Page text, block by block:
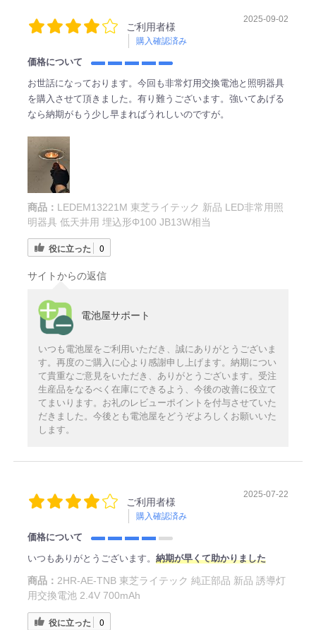
ご利用者様
購入確認済み
2025-09-02
価格について
お世話になっております。今回も非常灯用交換電池と照明器具
を購入させて頂きました。有り難うございます。強いてあげる
なら納期がもう少し早まればうれしいのですが。
商品： LEDEM13221M 東芝ライテック 新品 LED非常用照
明器具 低天井用 埋込形Φ100 JB13W相当
役に立った 0
サイトからの返信
電池屋サポート
いつも電池屋をご利用いただき、誠にありがとうございま
す。再度のご購入に心より感謝申し上げます。納期につい
て貴重なご意見をいただき、ありがとうございます。受注
生産品をなるべく在庫にできるよう、今後の改善に役立て
てまいります。お礼のレビューポイントを付与させていた
だきました。今後とも電池屋をどうぞよろしくお願いいた
します。
ご利用者様
購入確認済み
2025-07-22
価格について
いつもありがとうございます。 納期が早くて助かりました
商品： 2HR-AE-TNB 東芝ライテック 純正部品 新品 誘導灯
用交換電池 2.4V 700mAh
役に立った 0